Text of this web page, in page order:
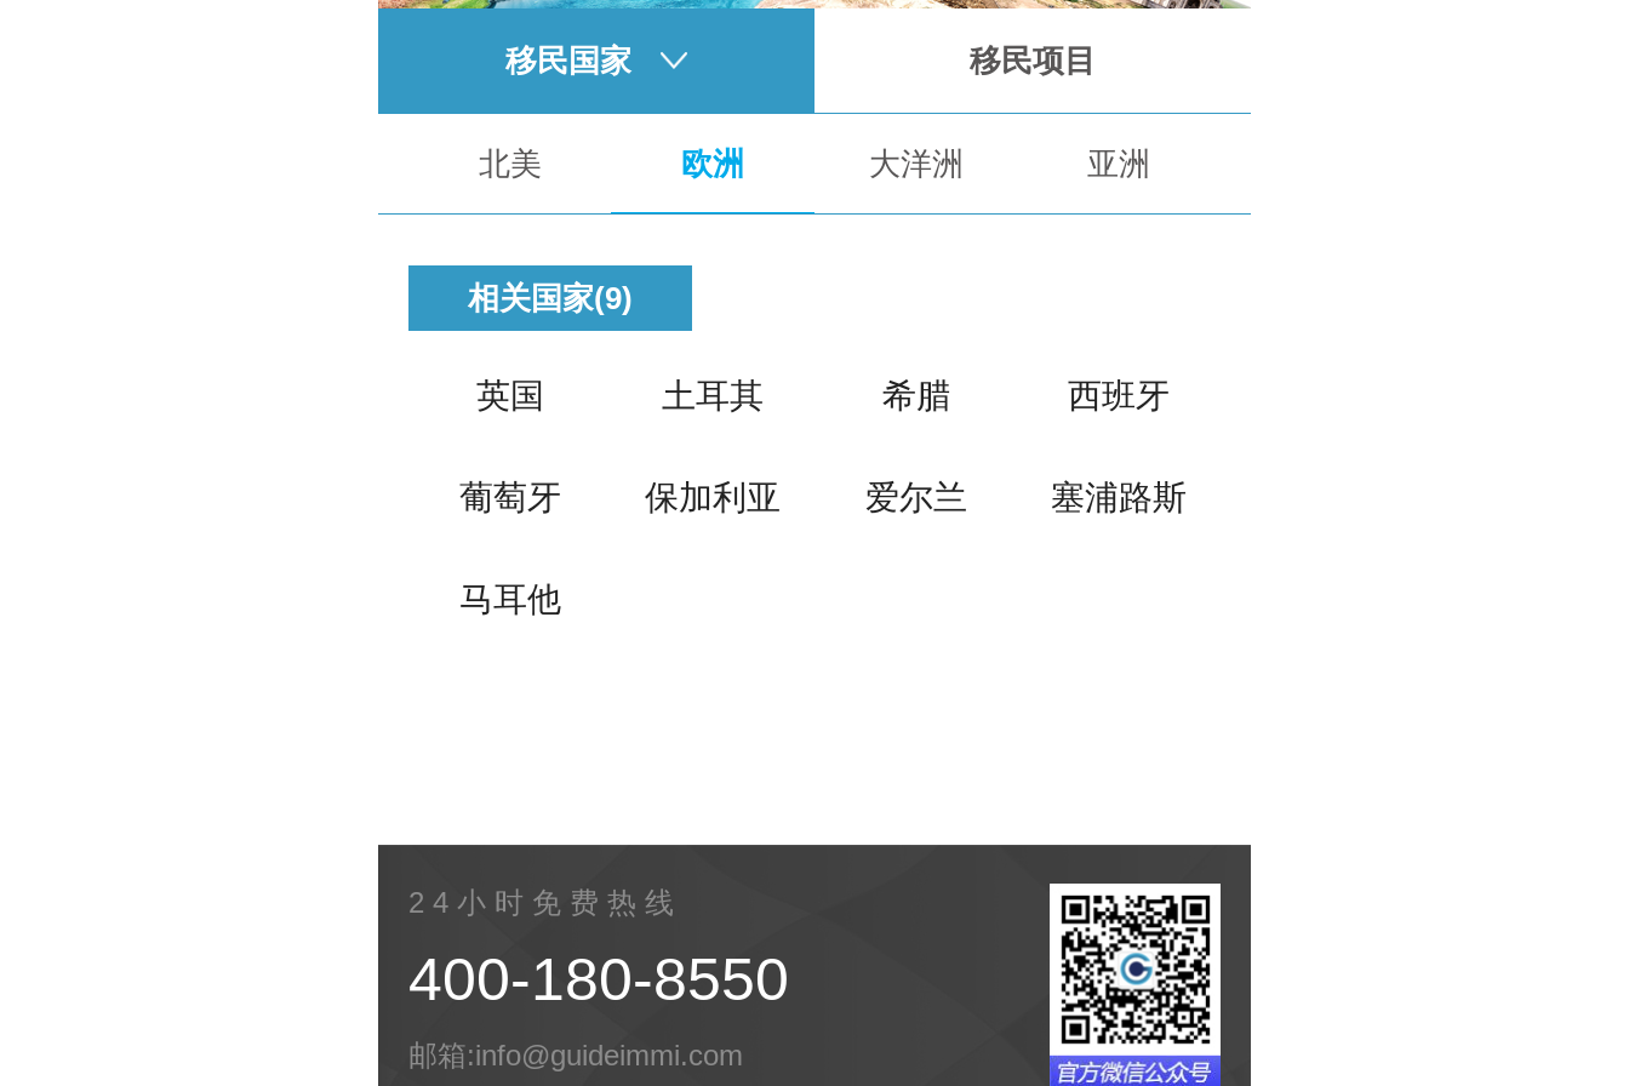
移民国家 移民项目
北美 欧洲 大洋洲 亚洲
相关国家(9)
英国 土耳其 希腊 西班牙
葡萄牙 保加利亚 爱尔兰 塞浦路斯
马耳他
2 4 小 时 免 费 热 线
400-180-8550
邮箱:info@guideimmi.com